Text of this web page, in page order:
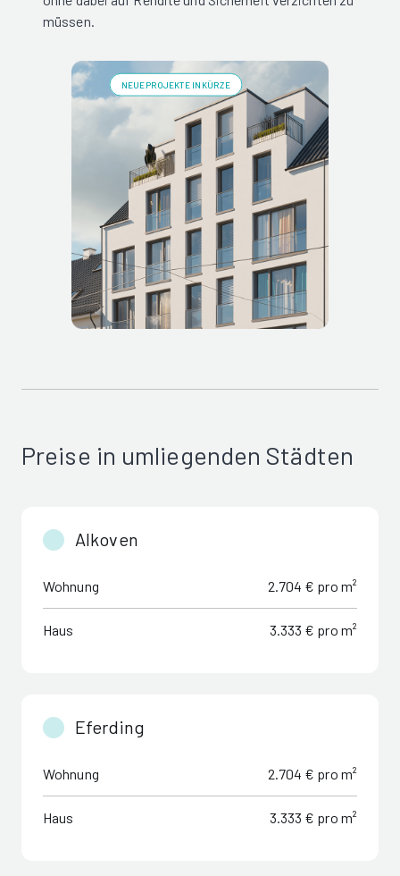
müssen.
NEUE PROJEKTE IN KÜRZE
Preise in umliegenden Städten
Alkoven
Wohnung 2.704 € pro m²
Haus 3.333 € pro m²
Eferding
Wohnung 2.704 € pro m²
Haus 3.333 € pro m²